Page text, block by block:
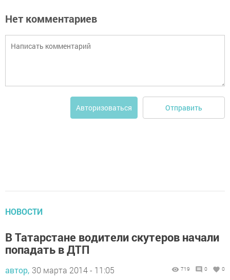
Нет комментариев
Авторизоваться Отправить
НОВОСТИ
В Татарстане водители скутеров начали
попадать в ДТП
автор, 30 марта 2014 - 11:05 719 0 0